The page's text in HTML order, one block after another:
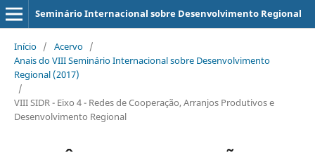
Seminário Internacional sobre Desenvolvimento Regional
Início / Acervo /
Anais do VIII Seminário Internacional sobre Desenvolvimento
Regional (2017)
/
VIII SIDR - Eixo 4 - Redes de Cooperação, Arranjos Produtivos e
Desenvolvimento Regional